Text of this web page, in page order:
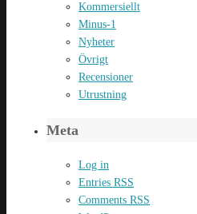
Kommersiellt
Minus-1
Nyheter
Övrigt
Recensioner
Utrustning
Meta
Log in
Entries RSS
Comments RSS